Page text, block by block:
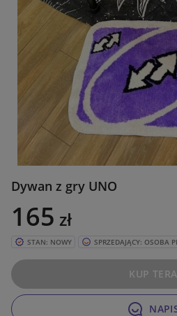
Dywan z gry UNO
165 zł
STAN: NOWY SPRZEDAJĄCY: OSOBA
KUP